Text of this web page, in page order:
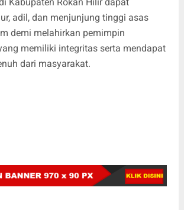
adil, dan menjunjung tinggi asas
demi melahirkan pemimpin
memiliki integritas serta mendapat
dari masyarakat.